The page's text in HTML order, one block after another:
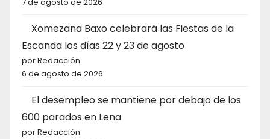
7 de agosto de 2026
Xomezana Baxo celebrará las Fiestas de la
Escanda los días 22 y 23 de agosto
por Redacción
6 de agosto de 2026
El desempleo se mantiene por debajo de los
600 parados en Lena
por Redacción